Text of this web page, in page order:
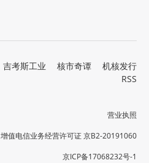
吉考斯工业 核市奇谭
机核发行
RSS
营业执照
增值电信业务经营许可证 京B2-20191060
京ICP备17068232号-1